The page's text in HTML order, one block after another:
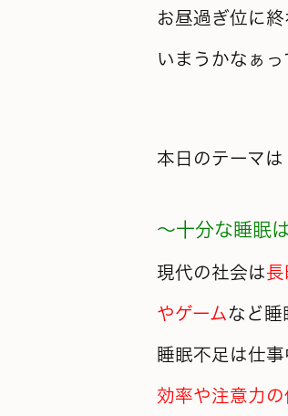
お昼過ぎ位に
いまうかなぁっ
本日のテーマは
～十分な睡眠
現代の社会は長
やゲーム など睡
睡眠不足は仕
効率や注意力の